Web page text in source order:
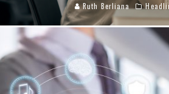
Ruth Berliana